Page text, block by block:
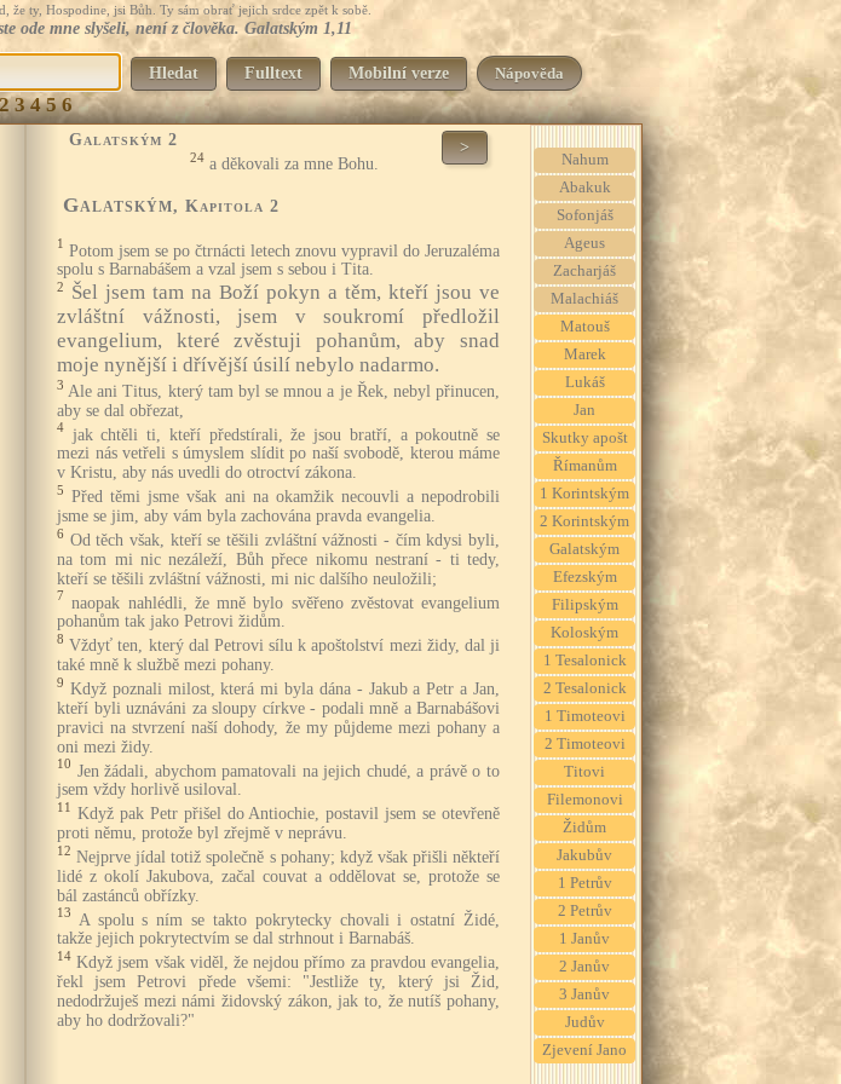
ty, Hospodine, jsi Bůh. Ty sám obrať jejich srdce zpět k sobě.
ode mne slyšeli, není z člověka. Galatským 1,11
Hledat Fulltext Mobilní verze Nápověda
2 3 4 5 6
Galatským 2 >
24 a děkovali za mne Bohu.
Galatským, Kapitola 2
1 Potom jsem se po čtrnácti letech znovu vypravil do Jeruzaléma
spolu s Barnabášem a vzal jsem s sebou i Tita.
2
Šel jsem tam na Boží pokyn a těm, kteří jsou ve
zvláštní vážnosti, jsem v soukromí předložil
evangelium, které zvěstuji pohanům, aby snad
moje nynější i dřívější úsilí nebylo nadarmo.
3 Ale ani Titus, který tam byl se mnou a je Řek, nebyl přinucen,
aby se dal obřezat,
4 jak chtěli ti, kteří předstírali, že jsou bratří, a pokoutně se
mezi nás vetřeli s úmyslem slídit po naší svobodě, kterou máme
v Kristu, aby nás uvedli do otroctví zákona.
5 Před těmi jsme však ani na okamžik necouvli a nepodrobili
jsme se jim, aby vám byla zachována pravda evangelia.
6 Od těch však, kteří se těšili zvláštní vážnosti - čím kdysi byli,
na tom mi nic nezáleží, Bůh přece nikomu nestraní - ti tedy,
kteří se těšili zvláštní vážnosti, mi nic dalšího neuložili;
7
naopak nahlédli, že mně bylo svěřeno zvěstovat evangelium
pohanům tak jako Petrovi židům.
8 Vždyť ten, který dal Petrovi sílu k apoštolství mezi židy, dal ji
také mně k službě mezi pohany.
9 Když poznali milost, která mi byla dána - Jakub a Petr a Jan,
kteří byli uznáváni za sloupy církve - podali mně a Barnabášovi
pravici na stvrzení naší dohody, že my půjdeme mezi pohany a
oni mezi židy.
10 Jen žádali, abychom pamatovali na jejich chudé, a právě o to
jsem vždy horlivě usiloval.
11
Když pak Petr přišel do Antiochie, postavil jsem se otevřeně
proti němu, protože byl zřejmě v neprávu.
12 Nejprve jídal totiž společně s pohany; když však přišli někteří
lidé z okolí Jakubova, začal couvat a oddělovat se, protože se
bál zastánců obřízky.
13
A spolu s ním se takto pokrytecky chovali i ostatní Židé,
takže jejich pokrytectvím se dal strhnout i Barnabáš.
14 Když jsem však viděl, že nejdou přímo za pravdou evangelia,
řekl jsem Petrovi přede všemi: "Jestliže ty, který jsi Žid,
nedodržuješ mezi námi židovský zákon, jak to, že nutíš pohany,
aby ho dodržovali?"
Nahum
Abakuk
Sofonjáš
Ageus
Zacharjáš
Malachiáš
Matouš
Marek
Lukáš
Jan
Skutky apošt
Římanům
1 Korintským
2 Korintským
Galatským
Efezským
Filipským
Koloským
1 Tesalonick
2 Tesalonick
1 Timoteovi
2 Timoteovi
Titovi
Filemonovi
Židům
Jakubův
1 Petrův
2 Petrův
1 Janův
2 Janův
3 Janův
Judův
Zjevení Jano